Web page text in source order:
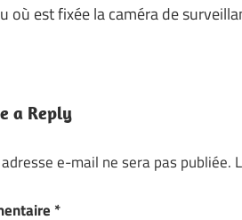
où est fixée la caméra de
a Reply
e-mail ne sera pas publiée.
*